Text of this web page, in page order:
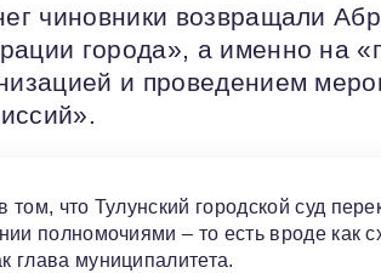
чиновники возвращали
города», а именно на
и проведением
что Тулунский городской суд
полномочиями – то есть вроде
глава муниципалитета.